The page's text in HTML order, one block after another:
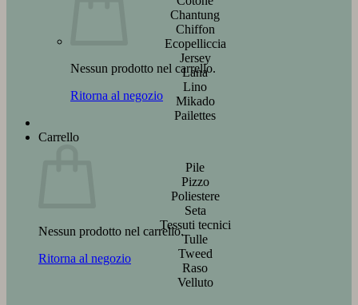
Nessun prodotto nel carrello.
Ritorna al negozio
Carrello
Nessun prodotto nel carrello.
Ritorna al negozio
Chantung
Chiffon
Ecopelliccia
Jersey
Lana
Lino
Mikado
Pailettes
Pile
Pizzo
Poliestere
Seta
Tessuti tecnici
Tulle
Tweed
Raso
Velluto